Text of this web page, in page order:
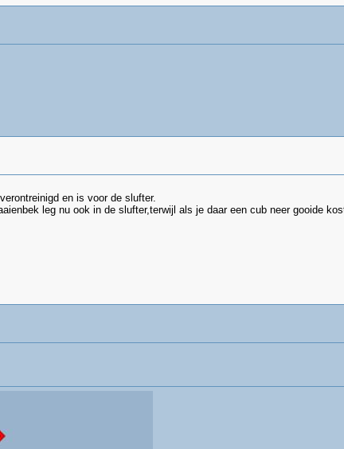
en is voor de slufter.
leg nu ook in de slufter,terwijl als je daar een cub neer gooide